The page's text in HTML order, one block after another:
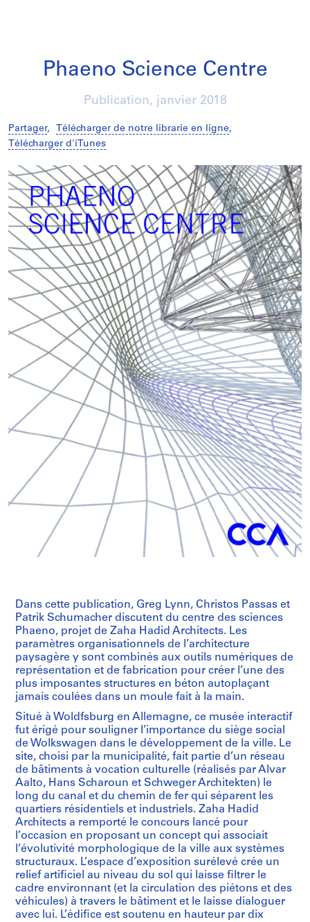
Phaeno Science Centre
Publication, janvier 2018
Partager, Télécharger de notre librarie en ligne,
Télécharger d'iTunes
Dans cette publication, Greg Lynn, Christos Passas et
Patrik Schumacher discutent du centre des sciences
Phaeno, projet de Zaha Hadid Architects. Les
paramètres organisationnels de l’architecture
paysagère y sont combinés aux outils numériques de
représentation et de fabrication pour créer l’une des
plus imposantes structures en béton autoplaçant
jamais coulées dans un moule fait à la main.
Situé à Woldfsburg en Allemagne, ce musée interactif
fut érigé pour souligner l’importance du siège social
de Wolkswagen dans le développement de la ville. Le
site, choisi par la municipalité, fait partie d’un réseau
de bâtiments à vocation culturelle (réalisés par Alvar
Aalto, Hans Scharoun et Schweger Architekten) le
long du canal et du chemin de fer qui séparent les
quartiers résidentiels et industriels. Zaha Hadid
Architects a remporté le concours lancé pour
l’occasion en proposant un concept qui associait
l’évolutivité morphologique de la ville aux systèmes
structuraux. L’espace d’exposition surélevé crée un
relief artificiel au niveau du sol qui laisse filtrer le
cadre environnant (et la circulation des piétons et des
véhicules) à travers le bâtiment et le laisse dialoguer
avec lui. L’édifice est soutenu en hauteur par dix